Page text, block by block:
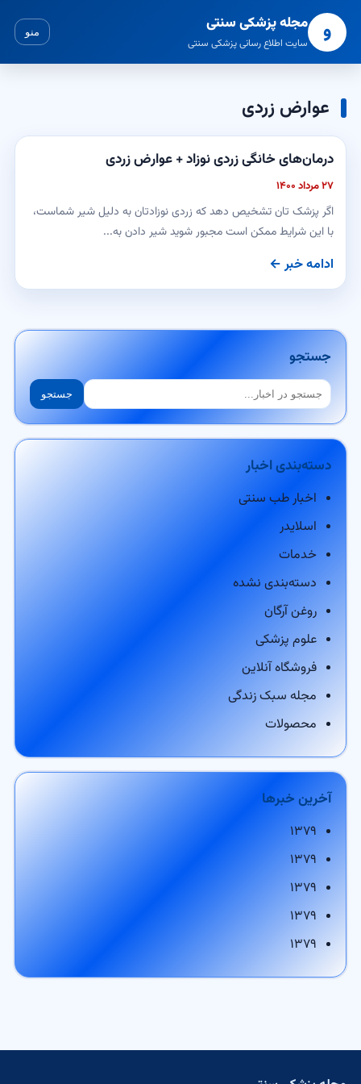
و مجله پزشکی سنتی
سایت اطلاع رسانی پزشکی سنتی
منو
عوارض زردی
درمان‌های خانگی زردی نوزاد + عوارض زردی
۲۷ مرداد ۱۴۰۰
اگر پزشک ‌تان تشخیص دهد که زردی نوزادتان به دلیل شیر شماست،
با این شرایط ممکن است مجبور شوید شیر دادن به...
ادامه خبر ←
جستجو
جستجو جستجو
دسته‌بندی اخبار
اخبار طب سنتی
اسلایدر
خدمات
دسته‌بندی نشده
روغن آرگان
علوم پزشکی
فروشگاه آنلاین
مجله سبک زندگی
محصولات
آخرین خبرها
۱۳۷۹
۱۳۷۹
۱۳۷۹
۱۳۷۹
۱۳۷۹